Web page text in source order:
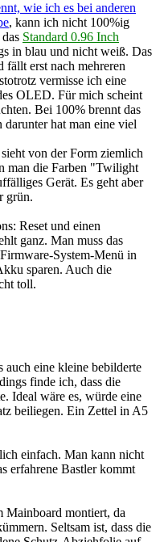
wie ich es bei anderen
, kann ich nicht 100%ig
Standard 0.96 Inch
in blau und nicht weiß. Das
fällt erst nach mehreren
vermisse ich eine
OLED. Für mich scheint
Bei 100% brennt das
hat man eine viel
von der Form ziemlich
man die Farben "Twilight
Gerät. Es geht aber
grün.
Reset und einen
ganz. Man muss das
System-Menü in
sparen. Auch die
toll.
auch eine kleine bebilderte
finde ich, dass die
Ideal wäre es, würde eine
beiliegen. Ein Zettel in A5
einfach. Man kann nicht
erfahrene Bastler kommt
Mainboard montiert, da
Seltsam ist, dass die